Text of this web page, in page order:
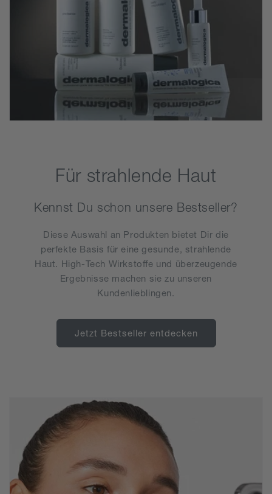
Für strahlende Haut
Kennst Du schon unsere Bestseller?
Diese Auswahl an Produkten bietet Dir die
perfekte Basis für eine gesunde, strahlende
Haut. High-Tech Wirkstoffe und überzeugende
Ergebnisse machen sie zu unseren
Kundenlieblingen.
Jetzt Bestseller entdecken